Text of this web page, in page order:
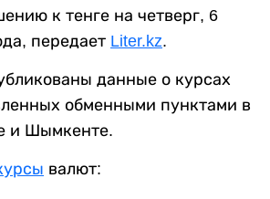
к тенге на четверг, 6
передает Liter.kz.
данные о курсах
обменными пунктами в
и Шымкенте.
валют: